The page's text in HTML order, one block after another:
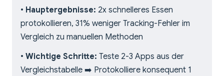
• Hauptergebnisse: 2x schnelleres Essen
protokollieren, 31% weniger Tracking-Fehler im
Vergleich zu manuellen Methoden
• Wichtige Schritte: Teste 2-3 Apps aus der
Vergleichstabelle ➡️ Protokolliere konsequent 1